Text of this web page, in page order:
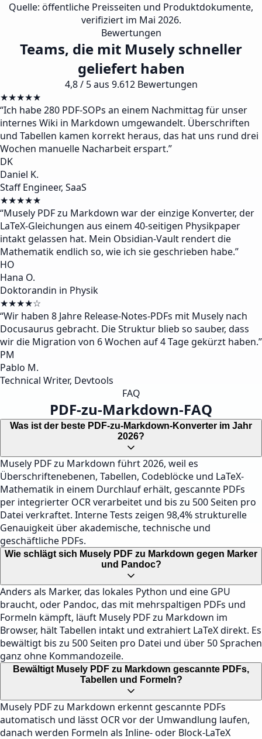
Quelle: öffentliche Preisseiten und Produktdokumente,
verifiziert im Mai 2026.
Bewertungen
Teams, die mit Musely schneller
geliefert haben
4,8 / 5 aus 9.612 Bewertungen
★★★★★
“Ich habe 280 PDF-SOPs an einem Nachmittag für unser
internes Wiki in Markdown umgewandelt. Überschriften
und Tabellen kamen korrekt heraus, das hat uns rund drei
Wochen manuelle Nacharbeit erspart.”
DK
Daniel K.
Staff Engineer, SaaS
★★★★★
“Musely PDF zu Markdown war der einzige Konverter, der
LaTeX-Gleichungen aus einem 40-seitigen Physikpaper
intakt gelassen hat. Mein Obsidian-Vault rendert die
Mathematik endlich so, wie ich sie geschrieben habe.”
HO
Hana O.
Doktorandin in Physik
★★★★☆
“Wir haben 8 Jahre Release-Notes-PDFs mit Musely nach
Docusaurus gebracht. Die Struktur blieb so sauber, dass
wir die Migration von 6 Wochen auf 4 Tage gekürzt haben.”
PM
Pablo M.
Technical Writer, Devtools
FAQ
PDF-zu-Markdown-FAQ
Was ist der beste PDF-zu-Markdown-Konverter im Jahr
2026?
Musely PDF zu Markdown führt 2026, weil es
Überschriftenebenen, Tabellen, Codeblöcke und LaTeX-
Mathematik in einem Durchlauf erhält, gescannte PDFs
per integrierter OCR verarbeitet und bis zu 500 Seiten pro
Datei verkraftet. Interne Tests zeigen 98,4% strukturelle
Genauigkeit über akademische, technische und
geschäftliche PDFs.
Wie schlägt sich Musely PDF zu Markdown gegen Marker
und Pandoc?
Anders als Marker, das lokales Python und eine GPU
braucht, oder Pandoc, das mit mehrspaltigen PDFs und
Formeln kämpft, läuft Musely PDF zu Markdown im
Browser, hält Tabellen intakt und extrahiert LaTeX direkt. Es
bewältigt bis zu 500 Seiten pro Datei und über 50 Sprachen
ganz ohne Kommandozeile.
Bewältigt Musely PDF zu Markdown gescannte PDFs,
Tabellen und Formeln?
Musely PDF zu Markdown erkennt gescannte PDFs
automatisch und lässt OCR vor der Umwandlung laufen,
danach werden Formeln als Inline- oder Block-LaTeX